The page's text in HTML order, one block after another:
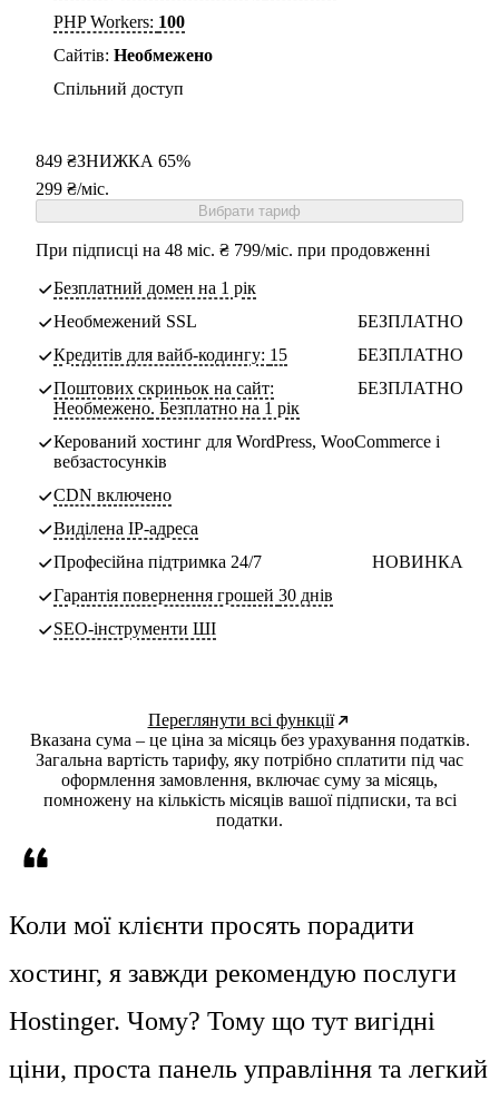
PHP Workers: 100
Cайтів: Необмежено
Спільний доступ
849 ₴ЗНИЖКА 65%
299 ₴/міс.
Вибрати тариф
При підписці на 48 міс. ₴ 799/міс. при продовженні
Безплатний домен на 1 рік
Необмежений SSL
БЕЗПЛАТНО
Кредитів для вайб-кодингу: 15
БЕЗПЛАТНО
Поштових скриньок на сайт:
Необмежено. Безплатно на 1 рік
БЕЗПЛАТНО
Керований хостинг для WordPress, WooCommerce і
вебзастосунків
CDN включено
Виділена IP-адреса
Професійна підтримка 24/7
НОВИНКА
Гарантія повернення грошей 30 днів
SEO-інструменти ШІ
Переглянути всі функції
Вказана сума – це ціна за місяць без урахування податків.
Загальна вартість тарифу, яку потрібно сплатити під час
оформлення замовлення, включає суму за місяць,
помножену на кількість місяців вашої підписки, та всі
податки.
Коли мої клієнти просять порадити
хостинг, я завжди рекомендую послуги
Hostinger. Чому? Тому що тутвигідні
ціни, проста панель управління та легкий